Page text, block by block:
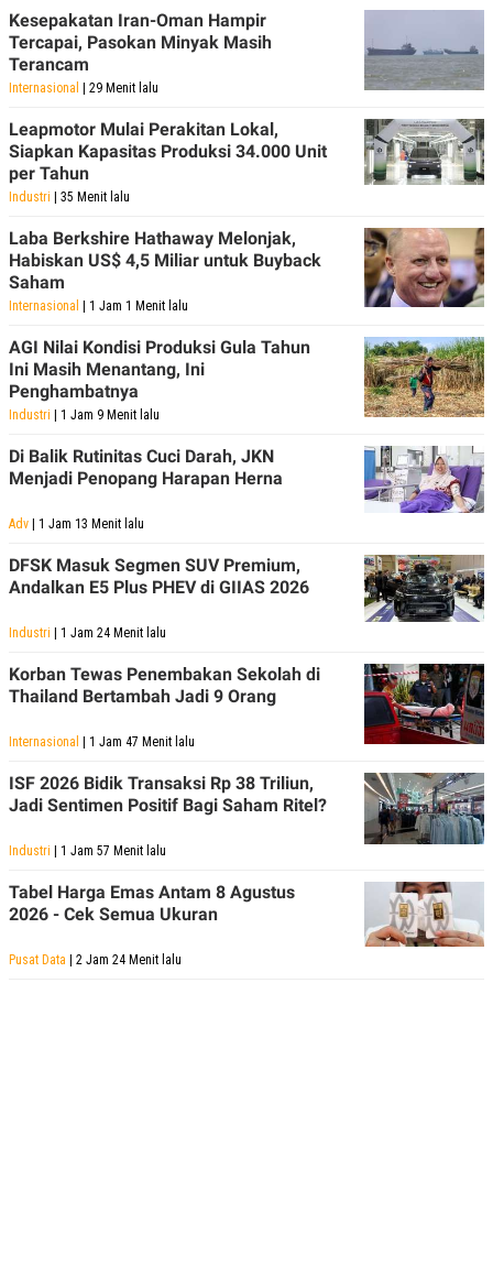
Kesepakatan Iran-Oman Hampir
Tercapai, Pasokan Minyak Masih
Terancam
Internasional | 29 Menit lalu
Leapmotor Mulai Perakitan Lokal,
Siapkan Kapasitas Produksi 34.000 Unit
per Tahun
Industri | 35 Menit lalu
Laba Berkshire Hathaway Melonjak,
Habiskan US$ 4,5 Miliar untuk Buyback
Saham
Internasional | 1 Jam 1 Menit lalu
AGI Nilai Kondisi Produksi Gula Tahun
Ini Masih Menantang, Ini
Penghambatnya
Industri | 1 Jam 9 Menit lalu
Di Balik Rutinitas Cuci Darah, JKN
Menjadi Penopang Harapan Herna
Adv | 1 Jam 13 Menit lalu
DFSK Masuk Segmen SUV Premium,
Andalkan E5 Plus PHEV di GIIAS 2026
Industri | 1 Jam 24 Menit lalu
Korban Tewas Penembakan Sekolah di
Thailand Bertambah Jadi 9 Orang
Internasional | 1 Jam 47 Menit lalu
ISF 2026 Bidik Transaksi Rp 38 Triliun,
Jadi Sentimen Positif Bagi Saham Ritel?
Industri | 1 Jam 57 Menit lalu
Tabel Harga Emas Antam 8 Agustus
2026 - Cek Semua Ukuran
Pusat Data | 2 Jam 24 Menit lalu